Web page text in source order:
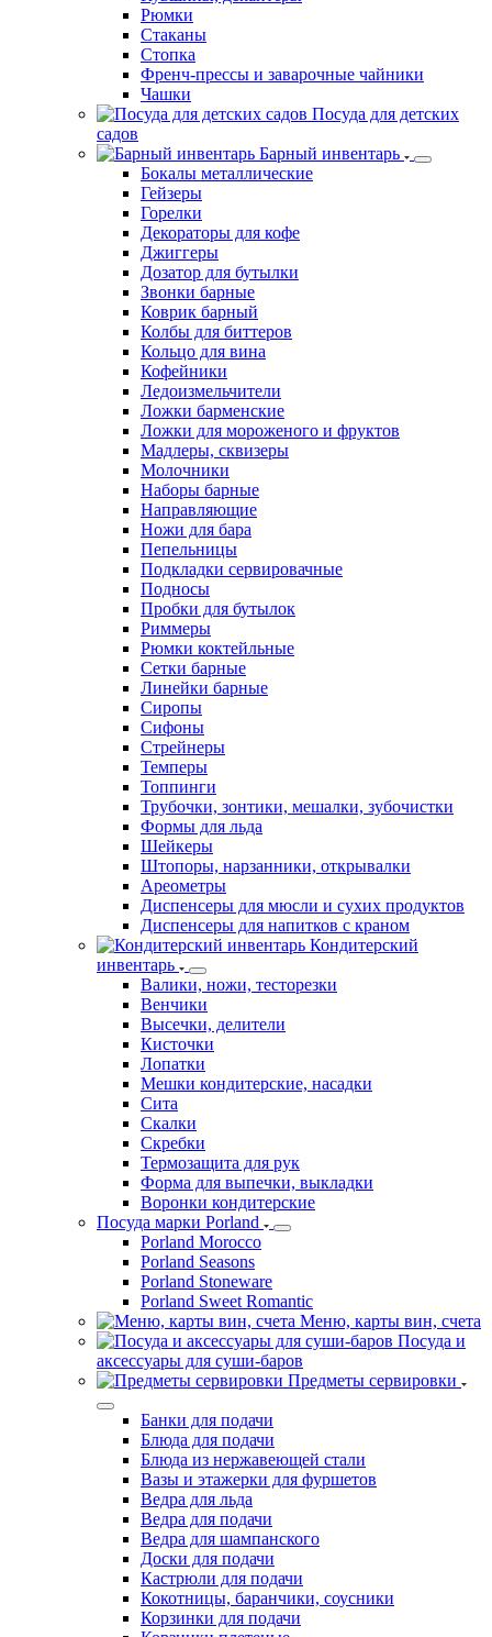
Тарелки
Упаковка
Стекло
Банки для коктелей
Бокалы
Кувшины, декантеры
Стаканы
Стопка
Френч-прессы и заварочные чайники
Чашки
садов
Барный инвентарь
Бокалы металлические
Гейзеры
Горелки
Декораторы для кофе
Джиггеры
Дозатор для бутылки
Звонки барные
Коврик барный
Колбы для биттеров
Кольцо для вина
Кофейники
Ледоизмельчители
Ложки барменские
Ложки для мороженого и фруктов
Мадлеры, сквизеры
Молочники
Наборы барные
Направляющие
Ножи для бара
Пепельницы
Подкладки сервировачные
Подносы
Пробки для бутылок
Риммеры
Рюмки коктейльные
Сетки барные
Линейки барные
Сиропы
Сифоны
Стрейнеры
Темперы
Топпинги
Трубочки, зонтики, мешалки, зубочистки
Формы для льда
Шейкеры
Штопоры, нарзанники, открывалки
Ареометры
Диспенсеры для мюсли и сухих продуктов
Диспенсеры для напитков с краном
инвентарь
Валики, ножи, тесторезки
Венчики
Высечки, делители
Кисточки
Лопатки
Мешки кондитерские, насадки
Сита
Скалки
Скребки
Термозащита для рук
Форма для выпечки, выкладки
Воронки кондитерские
Посуда марки Porland
Porland Morocco
Porland Seasons
Porland Sweet Romantic
аксессуары для суши-баров
Банки для подачи
Блюда для подачи
Блюда из нержавеющей стали
Вазы и этажерки для фуршетов
Ведра для льда